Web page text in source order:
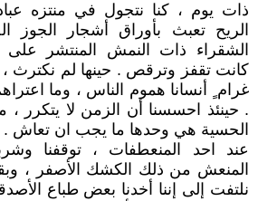
ذات يوم ، كنا نتجول في منتزه
الريح تعبث بأوراق أشجار الجوز
الشقراء ذات النمش المنتشر على
كانت تقفز وترقص . حينها لم نكترث ،
غرام ٍ أنسانا هموم الناس ، وما
. حينئذ احسسنا أن الزمن لا يتكرر ،
الحسية هي وحدها ما يجب ان تعاش .
عند احد المنعطفات ، توقفنا
المنعش من ذلك الكشك الأصفر ،
نلتفت إلى إننا أخدنا بعض طباع